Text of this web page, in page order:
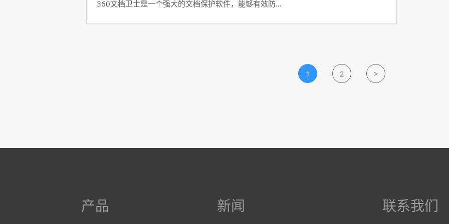
360文档卫士是一个强大的文档保护软件，能够有效防…
1 2 >
产品 新闻 联系我们